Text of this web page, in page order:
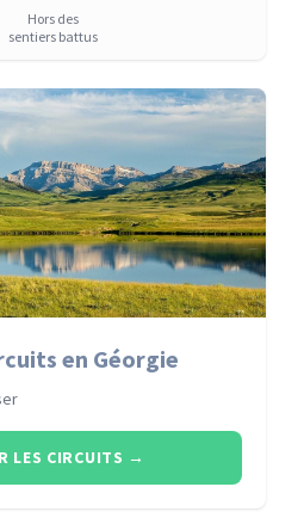
Hors des
sentiers battus
en Géorgie
LES CIRCUITS →